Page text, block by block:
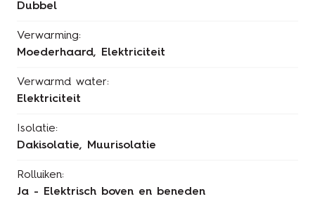
Dubbel
Verwarming:
Moederhaard, Elektriciteit
Verwarmd water:
Elektriciteit
Isolatie:
Dakisolatie, Muurisolatie
Rolluiken:
Ja - Elektrisch boven en beneden